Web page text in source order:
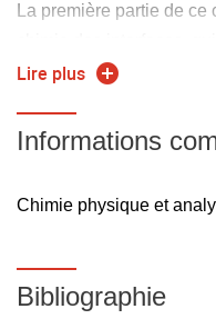
La première partie de ce
dans ces systèmes
interfaces mobiles. Nous
interfaciale, en
qui permettent de
solutés aux interfaces, et
Lire plus
Informations
Chimie physique et
Bibliographie